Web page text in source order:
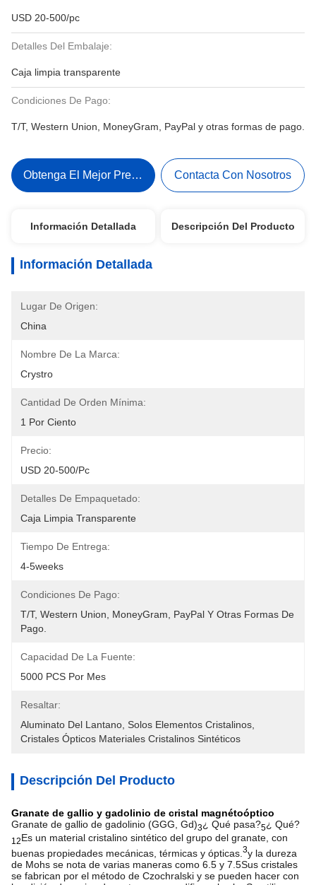
USD 20-500/pc
Detalles Del Embalaje:
Caja limpia transparente
Condiciones De Pago:
T/T, Western Union, MoneyGram, PayPal y otras formas de pago.
Obtenga El Mejor Precio Contacta Con Nosotros
Información Detallada Descripción Del Producto
Información Detallada
Lugar De Origen:
China
Nombre De La Marca:
Crystro
Cantidad De Orden Mínima:
1 Por Ciento
Precio:
USD 20-500/pc
Detalles De Empaquetado:
Caja Limpia Transparente
Tiempo De Entrega:
4-5weeks
Condiciones De Pago:
T/T, Western Union, MoneyGram, PayPal Y Otras Formas De
Pago.
Capacidad De La Fuente:
5000 PCS Por Mes
Resaltar:
Aluminato Del Lantano Solos Elementos Cristalinos
Cristales Ópticos Materiales Cristalinos Sintéticos
Descripción Del Producto
Granate de gallio y gadolinio de cristal magnétoóptico
Granate de gallio de gadolinio (GGG, Gd)3¿ Qué pasa?5¿ Qué?
12Es un material cristalino sintético del grupo del granate, con
buenas propiedades mecánicas, térmicas y ópticas.3y la dureza
de Mohs se nota de varias maneras como 6.5 y 7.5Sus cristales
se fabrican por el método de Czochralski y se pueden hacer con